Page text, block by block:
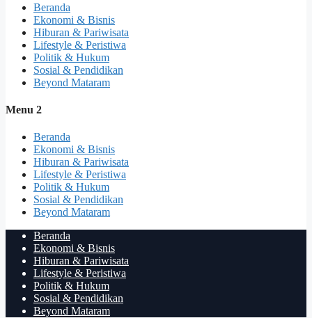
Beranda
Ekonomi & Bisnis
Hiburan & Pariwisata
Lifestyle & Peristiwa
Politik & Hukum
Sosial & Pendidikan
Beyond Mataram
Menu 2
Beranda
Ekonomi & Bisnis
Hiburan & Pariwisata
Lifestyle & Peristiwa
Politik & Hukum
Sosial & Pendidikan
Beyond Mataram
Beranda
Ekonomi & Bisnis
Hiburan & Pariwisata
Lifestyle & Peristiwa
Politik & Hukum
Sosial & Pendidikan
Beyond Mataram